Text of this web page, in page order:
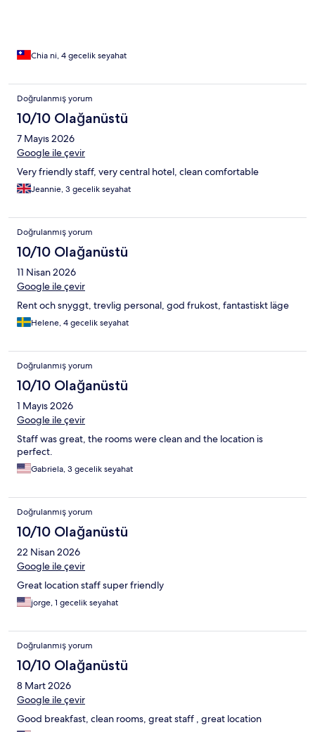
Chia ni, 4 gecelik seyahat
Doğrulanmış yorum
10/10 Olağanüstü
7 Mayıs 2026
Google ile çevir
Very friendly staff, very central hotel, clean comfortable
Jeannie, 3 gecelik seyahat
Doğrulanmış yorum
10/10 Olağanüstü
11 Nisan 2026
Google ile çevir
Rent och snyggt, trevlig personal, god frukost, fantastiskt läge
Helene, 4 gecelik seyahat
Doğrulanmış yorum
10/10 Olağanüstü
1 Mayıs 2026
Google ile çevir
Staff was great, the rooms were clean and the location is
perfect.
Gabriela, 3 gecelik seyahat
Doğrulanmış yorum
10/10 Olağanüstü
22 Nisan 2026
Google ile çevir
Great location staff super friendly
jorge, 1 gecelik seyahat
Doğrulanmış yorum
10/10 Olağanüstü
8 Mart 2026
Google ile çevir
Good breakfast, clean rooms, great staff , great location